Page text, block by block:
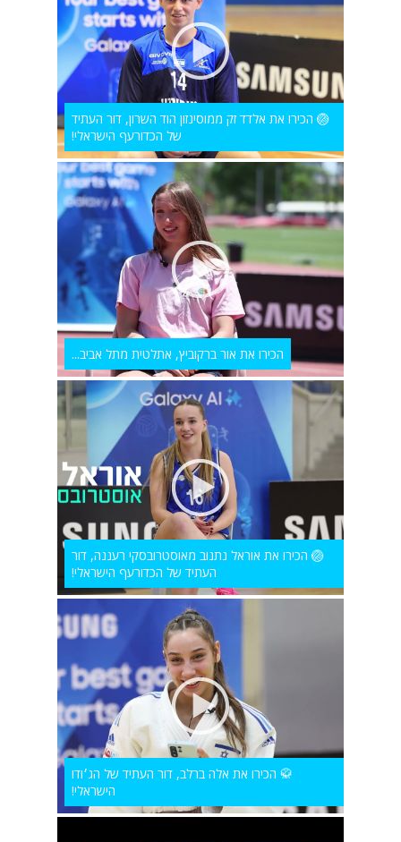
🏐 הכירו את אלדד זק ממוסינזון הוד השרון, דור העתיד
של הכדורעף הישראלי!
הכירו את אור ברקוביץ, אתלטית מתל אביב...
🏐 הכירו את אוראל נתנוב מאוסטרובסקי רעננה, דור
העתיד של הכדורעף הישראלי!
🥋 הכירו את אלה ברלב, דור העתיד של הג׳ודו
הישראלי!